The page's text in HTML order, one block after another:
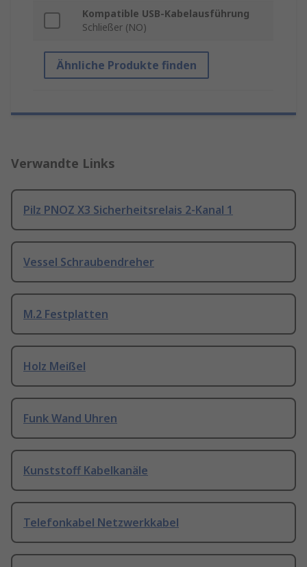
Kompatible USB-Kabelausführung
Schließer (NO)
Ähnliche Produkte finden
Verwandte Links
Pilz PNOZ X3 Sicherheitsrelais 2-Kanal 1
Vessel Schraubendreher
M.2 Festplatten
Holz Meißel
Funk Wand Uhren
Kunststoff Kabelkanäle
Telefonkabel Netzwerkkabel